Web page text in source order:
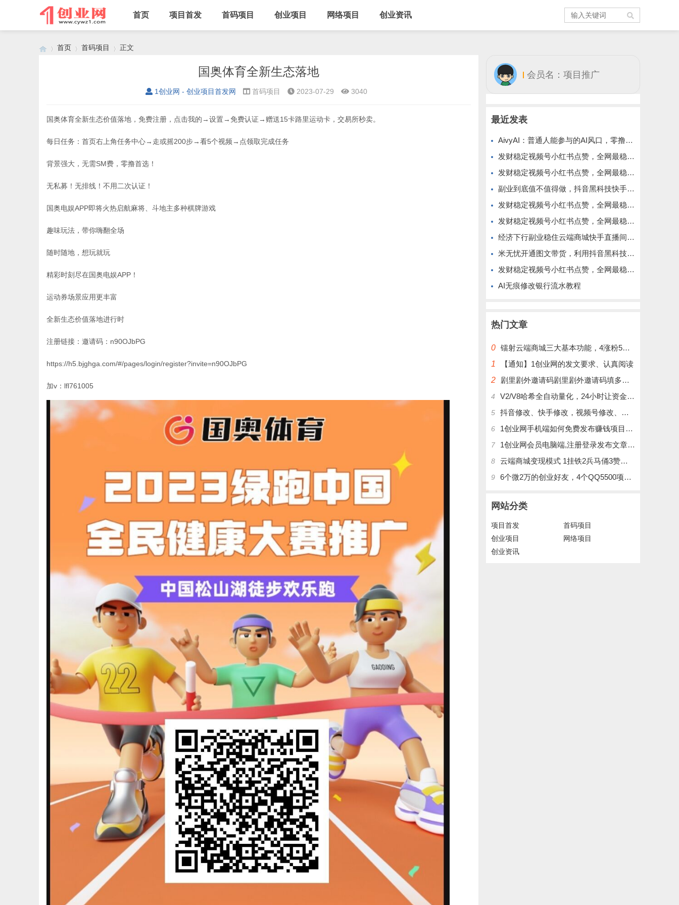
首页 项目首发 首码项目 创业项目 网络项目 创业资讯
首页 首码项目 正文
国奥体育全新生态落地
1创业网 - 创业项目首发网 首码项目 2023-07-29 3040
国奥体育全新生态价值落地，免费注册，点击我的→设置→免费认证→赠送15卡路里运动卡，交易所秒卖。
每日任务：首页右上角任务中心→走或摇200步→看5个视频→点领取完成任务
背景强大，无需SM费，零撸首选！
无私募！无排线！不用二次认证！
国奥电娱APP即将火热启航麻将、斗地主多种棋牌游戏
趣味玩法，带你嗨翻全场
随时随地，想玩就玩
精彩时刻尽在国奥电娱APP！
运动券场景应用更丰富
全新生态价值落地进行时
注册链接：邀请码：n90OJbPG
https://h5.bjghga.com/#/pages/login/register?invite=n90OJbPG
加v：lfl761005
会员名：项目推广
最近发表
AivyAI：普通人能参与的AI风口，零撸AVAX，首码上线速度上车！
发财稳定视频号小红书点赞，全网最稳定绿色的项目，价格拉满的哦
发财稳定视频号小红书点赞，全网最稳定绿色的项目，今年再加油
副业到底值不值得做，抖音黑科技快手上人涨粉云端商城真能逆袭赚钱
发财稳定视频号小红书点赞，全网最稳定绿色的项目，完美来拉新
发财稳定视频号小红书点赞，全网最稳定绿色的项目，完全自动了
经济下行副业稳住云端商城快手直播间挂铁涨粉丝抖音黑科技实操
米无忧开通图文带货，利用抖音黑科技商城快速涨粉1000+，单日变现2W！
发财稳定视频号小红书点赞，全网最稳定绿色的项目，完美自动了
AI无痕修改银行流水教程
热门文章
0 镭射云端商城三大基本功能，4涨粉5涨播放量6挂铁，为你揭开真实的面纱!
1
【通知】1创业网的发文要求、认真阅读
2
剧里剧外邀请码剧里剧外邀请码填多少呢？
4 V2/V8哈希全自动量化，24小时让资金为你打工！
5 抖音修改、快手修改，视频号修改、大屏修改|橱窗修改|抖店修改|、招代理可单独购买
6 1创业网手机端如何免费发布赚钱项目文章
7 1创业网会员电脑端,注册登录发布文章,操作介绍
8 云端商城变现模式 1挂铁2兵马俑3赞刷4涨粉，带你玩.赚风口项日
9 6个微2万的创业好友，4个QQ5500项目好友，QQ每天在线人数2400人、承接朋友圈广告投放
网站分类
项目首发
首码项目
创业项目
网络项目
创业资讯